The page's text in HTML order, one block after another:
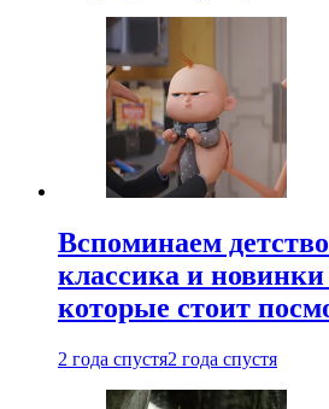
Вспоминаем
классика и
которые стоит
2 года спустя2 года спустя